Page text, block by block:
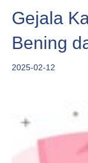
Gejala
Bening
2025-02-12